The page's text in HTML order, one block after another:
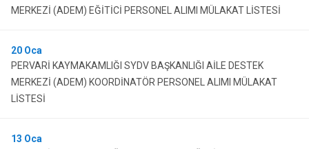
MERKEZİ (ADEM) EĞİTİCİ PERSONEL ALIMI MÜLAKAT LİSTESİ
20 Oca
PERVARİ KAYMAKAMLIĞI SYDV BAŞKANLIĞI AİLE DESTEK
MERKEZİ (ADEM) KOORDİNATÖR PERSONEL ALIMI MÜLAKAT
LİSTESİ
13 Oca